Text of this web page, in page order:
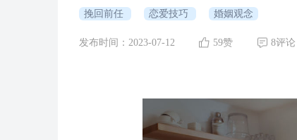
挽回前任 恋爱技巧 婚姻观念
发布时间：2023-07-12 59赞 8评论